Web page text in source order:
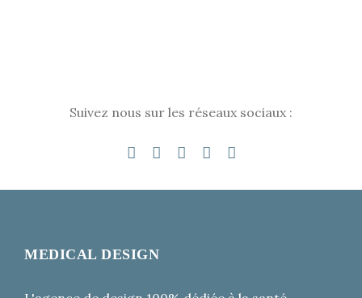
Suivez nous sur les réseaux sociaux :
MEDICAL DESIGN